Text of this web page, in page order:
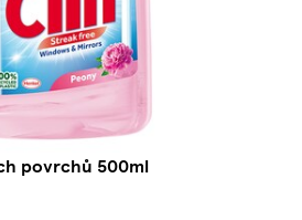
povrchů 500ml